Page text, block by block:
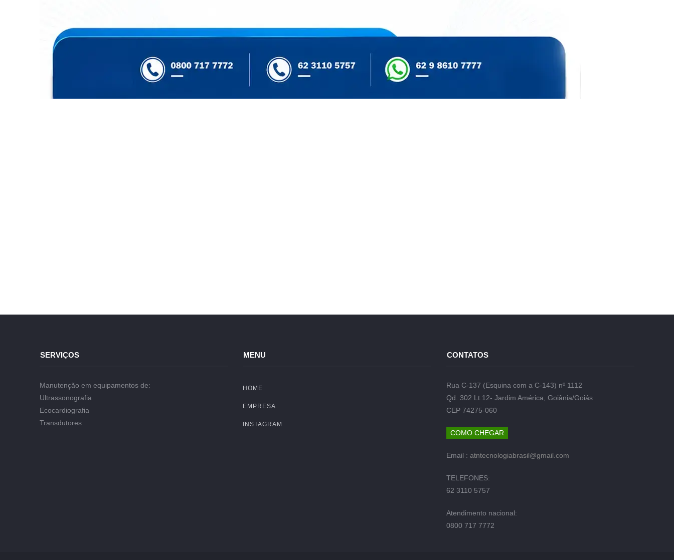
SERVIÇOS
Manutenção em equipamentos de:
Ultrassonografia
Ecocardiografia
Transdutores
MENU
HOME
EMPRESA
INSTAGRAM
CONTATOS
Rua C-137 (Esquina com a C-143) nº 1112
Qd. 302 Lt.12- Jardim América, Goiânia/Goiás
CEP 74275-060
COMO CHEGAR
Email : atntecnologiabrasil@gmail.com
TELEFONES:
62 3110 5757
Atendimento nacional:
0800 717 7772